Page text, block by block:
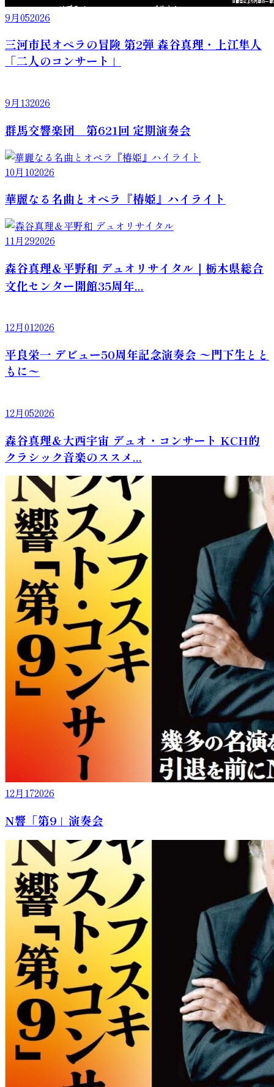
9月052026
三河市民オペラの冒険 第2弾 森谷真理・上江隼人
「二人のコンサート」
9月132026
群馬交響楽団 第621回 定期演奏会
10月102026
華麗なる名曲とオペラ『椿姫』ハイライト
11月292026
森谷真理＆平野和 デュオリサイタル｜栃木県総合
文化センター開館35周年...
12月012026
平良栄一 デビュー50周年記念演奏会 〜門下生とと
もに〜
12月052026
森谷真理＆大西宇宙 デュオ・コンサート KCH的
クラシック音楽のススメ...
12月172026
N響「第9」演奏会